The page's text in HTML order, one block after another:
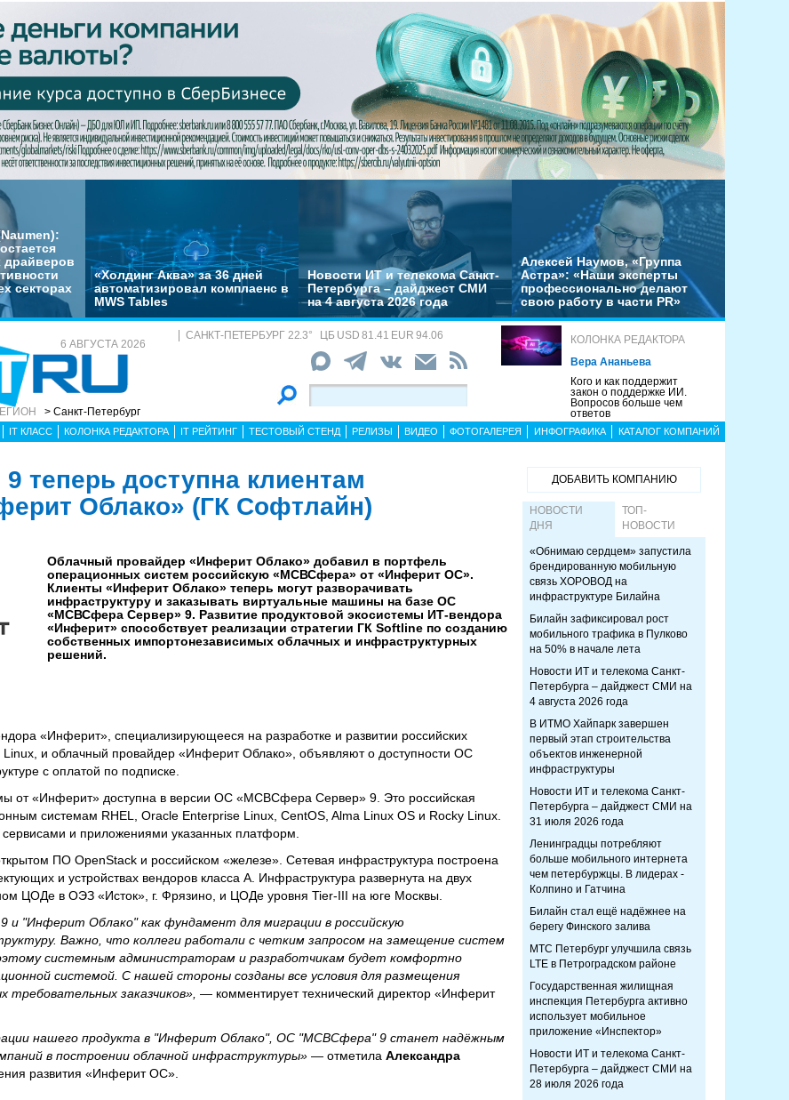
драйверов
секторах
«Холдинг Аква» за 36 дней
автоматизировал комплаенс в
MWS Tables
Новости ИТ и телекома Санкт-
Петербурга – дайджест СМИ
на 4 августа 2026 года
Алексей Наумов, «Группа
Астра»: «Наши эксперты
профессионально делают
свою работу в части PR»
6 АВГУСТА 2026
> Санкт-Петербург
САНКТ-ПЕТЕРБУРГ 22.3° ЦБ USD 81.41 EUR 94.06
КОЛОНКА РЕДАКТОРА
Вера Ананьева
Кого и как поддержит
закон о поддержке ИИ.
Вопросов больше чем
ответов
IT КЛАСС КОЛОНКА РЕДАКТОРА IT РЕЙТИНГ ТЕСТОВЫЙ СТЕНД РЕЛИЗЫ ВИДЕО ФОТОГАЛЕРЕЯ ИНФОГРАФИКА КАТАЛОГ КОМПАНИЙ
теперь доступна клиентам
Облако» (ГК Софтлайн)
Облачный провайдер «Инферит Облако» добавил в портфель
операционных систем российскую «МСВСфера» от «Инферит ОС».
Клиенты «Инферит Облако» теперь могут разворачивать
инфраструктуру и заказывать виртуальные машины на базе ОС
«МСВСфера Сервер» 9. Развитие продуктовой экосистемы ИТ-вендора
«Инферит» способствует реализации стратегии ГК Softline по созданию
собственных импортонезависимых облачных и инфраструктурных
решений.
«Инферит», специализирующееся на разработке и развитии российских
и облачный провайдер «Инферит Облако», объявляют о доступности ОС
с оплатой по подписке.
от «Инферит» доступна в версии ОС «МСВСфера Сервер» 9. Это российская
системам RHEL, Oracle Enterprise Linux, CentOS, Alma Linux OS и Rocky Linux.
и приложениями указанных платформ.
ПО OpenStack и российском «железе». Сетевая инфраструктура построена
и устройствах вендоров класса А. Инфраструктура развернута на двух
ЦОДе в ОЭЗ «Исток», г. Фрязино, и ЦОДе уровня Tier-III на юге Москвы.
"Инферит Облако" как фундамент для миграции в российскую
Важно, что коллеги работали с четким запросом на замещение систем
системным администраторам и разработчикам будет комфортно
системой. С нашей стороны созданы все условия для размещения
заказчиков», — комментирует технический директор «Инферит
нашего продукта в "Инферит Облако", ОС "МСВСфера" 9 станет надёжным
в построении облачной инфраструктуры» — отметила Александра
развития «Инферит ОС».
ДОБАВИТЬ КОМПАНИЮ
НОВОСТИ
ДНЯ
ТОП-
НОВОСТИ
«Обнимаю сердцем» запустила
брендированную мобильную
связь ХОРОВОД на
инфраструктуре Билайна
Билайн зафиксировал рост
мобильного трафика в Пулково
на 50% в начале лета
Новости ИТ и телекома Санкт-
Петербурга – дайджест СМИ на
4 августа 2026 года
В ИТМО Хайпарк завершен
первый этап строительства
объектов инженерной
инфраструктуры
Новости ИТ и телекома Санкт-
Петербурга – дайджест СМИ на
31 июля 2026 года
Ленинградцы потребляют
больше мобильного интернета
чем петербуржцы. В лидерах -
Колпино и Гатчина
Билайн стал ещё надёжнее на
берегу Финского залива
МТС Петербург улучшила связь
LTE в Петроградском районе
Государственная жилищная
инспекция Петербурга активно
использует мобильное
приложение «Инспектор»
Новости ИТ и телекома Санкт-
Петербурга – дайджест СМИ на
28 июля 2026 года